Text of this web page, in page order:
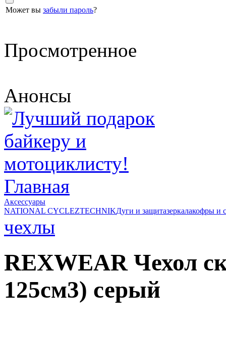
Может вы забыли пароль?
Просмотренное
Анонсы
Главная
Аксессуары
NATIONAL CYCLEZTECHNIKДуги и защитазеркалакофры и
чехлы
REXWEAR Чехол
125см3) серый